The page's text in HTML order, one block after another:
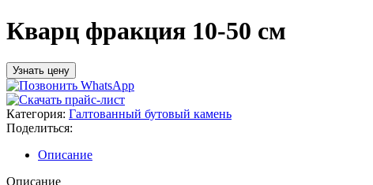
Кварц фракция 10-50 см
Узнать цену
Категория: Галтованный бутовый камень
Поделиться:
Описание
Описание